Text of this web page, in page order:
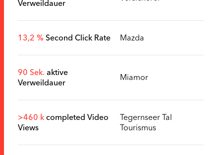
Verweildauer
13,2 % Second Click Rate Mazda
90 Sek. aktive
Verweildauer
Miamor
>460 k completed Video
Views
Tegernseer Tal
Tourismus